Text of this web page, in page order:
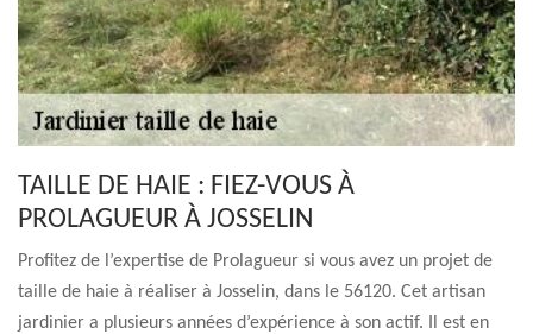
TAILLE DE HAIE : FIEZ-VOUS À
PROLAGUEUR À JOSSELIN
Profitez de l’expertise de Prolagueur si vous avez un projet de
taille de haie à réaliser à Josselin, dans le 56120. Cet artisan
jardinier a plusieurs années d’expérience à son actif. Il est en